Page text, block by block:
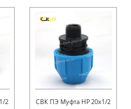
2 СВК ПЭ Муфта НР 20х1/2